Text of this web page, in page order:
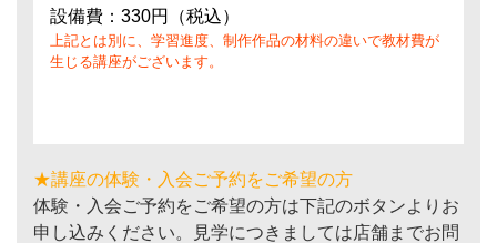
設備費：330円（税込）
上記とは別に、学習進度、制作作品の材料の違いで教材費が
生じる講座がございます。
★講座の体験・入会ご予約をご希望の方
体験・入会ご予約をご希望の方は下記のボタンよりお
申し込みください。見学につきましては店舗までお問